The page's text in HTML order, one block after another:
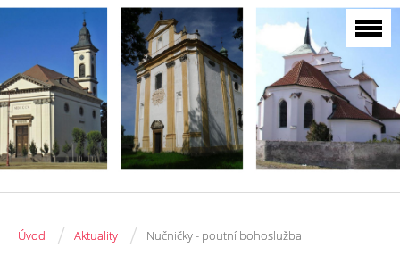
Úvod / Aktuality / Nučničky - poutní bohoslužba